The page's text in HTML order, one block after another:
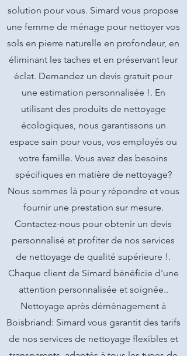
solution pour vous. Simard vous propose
une femme de ménage pour nettoyer vos
sols en pierre naturelle en profondeur, en
éliminant les taches et en préservant leur
éclat. Demandez un devis gratuit pour
une estimation personnalisée !. En
utilisant des produits de nettoyage
écologiques, nous garantissons un
espace sain pour vous, vos employés ou
votre famille. Vous avez des besoins
spécifiques en matière de nettoyage?
Nous sommes là pour y répondre et vous
fournir une prestation sur mesure.
Contactez-nous pour obtenir un devis
personnalisé et profiter de nos services
de nettoyage de qualité supérieure !.
Chaque client de Simard bénéficie d'une
attention personnalisée et soignée..
Nettoyage après déménagement à
Boisbriand: Simard vous garantit des tarifs
de nos services de nettoyage flexibles et